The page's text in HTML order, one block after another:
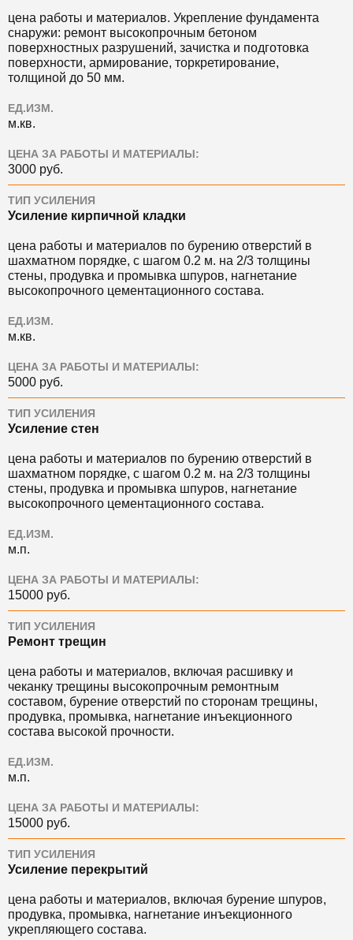
цена работы и материалов. Укрепление фундамента
снаружи: ремонт высокопрочным бетоном
поверхностных разрушений, зачистка и подготовка
поверхности, армирование, торкретирование,
толщиной до 50 мм.
ЕД.ИЗМ.
м.кв.
ЦЕНА ЗА РАБОТЫ И МАТЕРИАЛЫ:
3000 руб.
ТИП УСИЛЕНИЯ
Усиление кирпичной кладки
цена работы и материалов по бурению отверстий в
шахматном порядке, с шагом 0.2 м. на 2/3 толщины
стены, продувка и промывка шпуров, нагнетание
высокопрочного цементационного состава.
ЕД.ИЗМ.
м.кв.
ЦЕНА ЗА РАБОТЫ И МАТЕРИАЛЫ:
5000 руб.
ТИП УСИЛЕНИЯ
Усиление стен
цена работы и материалов по бурению отверстий в
шахматном порядке, с шагом 0.2 м. на 2/3 толщины
стены, продувка и промывка шпуров, нагнетание
высокопрочного цементационного состава.
ЕД.ИЗМ.
м.п.
ЦЕНА ЗА РАБОТЫ И МАТЕРИАЛЫ:
15000 руб.
ТИП УСИЛЕНИЯ
Ремонт трещин
цена работы и материалов, включая расшивку и
чеканку трещины высокопрочным ремонтным
составом, бурение отверстий по сторонам трещины,
продувка, промывка, нагнетание инъекционного
состава высокой прочности.
ЕД.ИЗМ.
м.п.
ЦЕНА ЗА РАБОТЫ И МАТЕРИАЛЫ:
15000 руб.
ТИП УСИЛЕНИЯ
Усиление перекрытий
цена работы и материалов, включая бурение шпуров,
продувка, промывка, нагнетание инъекционного
укрепляющего состава.